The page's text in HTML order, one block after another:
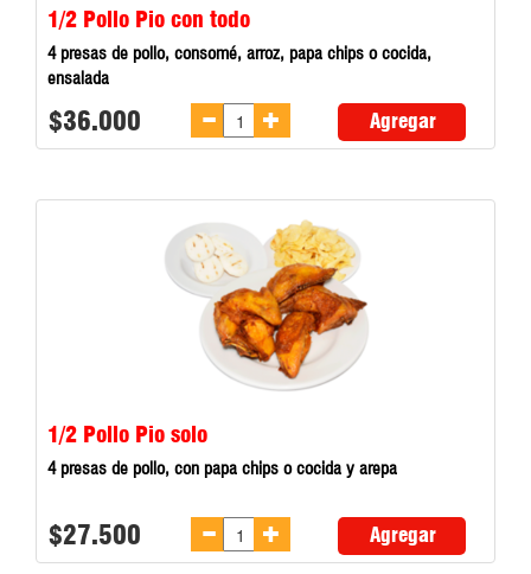
1/2 Pollo Pio con todo
4 presas de pollo, consomé, arroz, papa chips o cocida,
ensalada
$36.000 Agregar
1/2 Pollo Pio solo
4 presas de pollo, con papa chips o cocida y arepa
$27.500 Agregar